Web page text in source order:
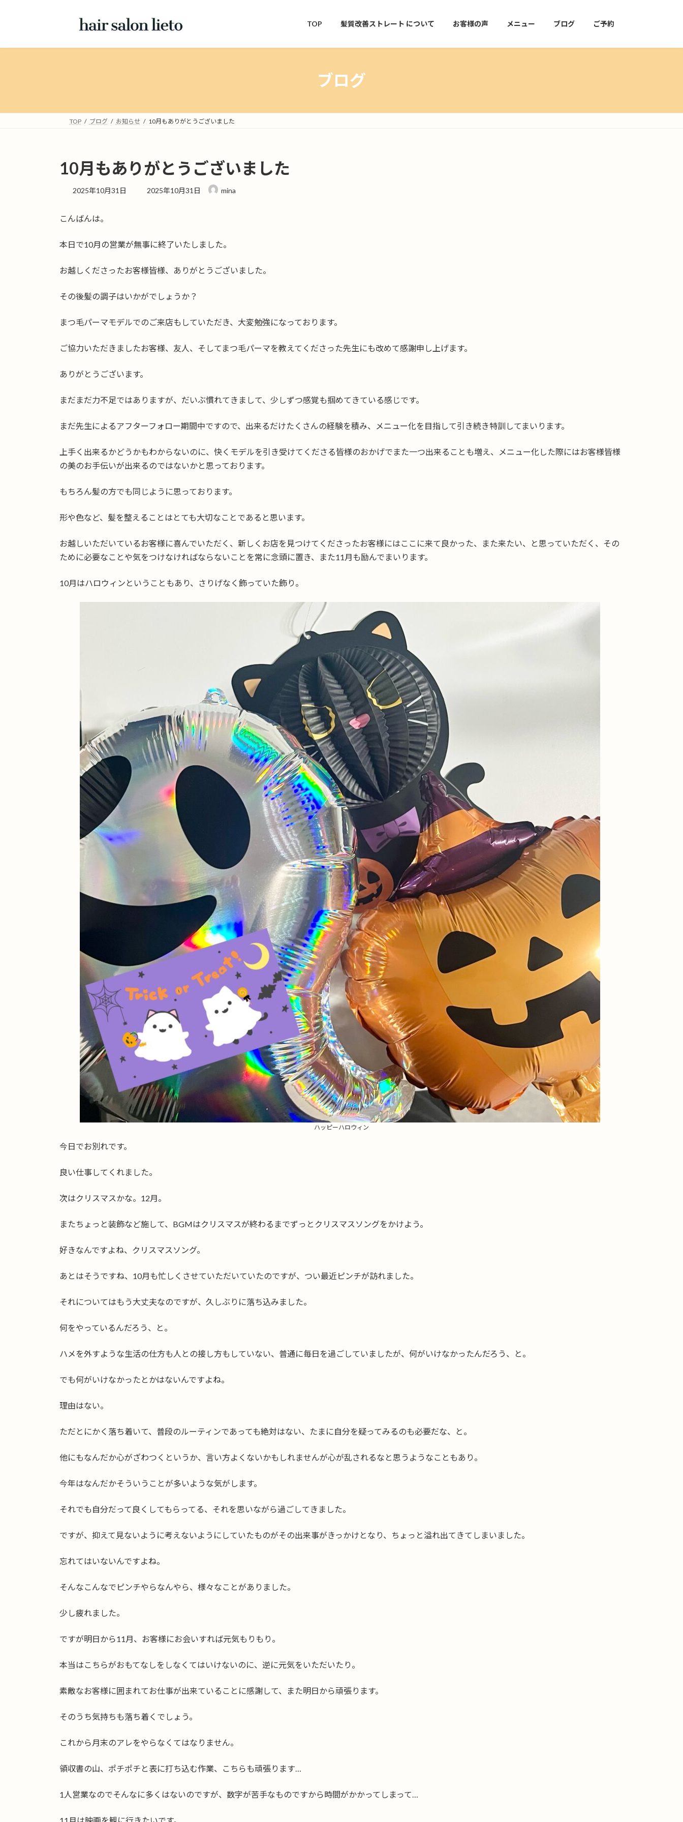
プ
動
TOP 髪質改善ストレート について お客様の声 メニュー ブログ ご予約
ブログ
TOP ブログ お知らせ 10月もありがとうございました
10月もありがとうございました
2025年10月31日
最
時
:
2025年10月31日 mina
こんばんは。
本日で10月の営業が無事に終了いたしました。
お越しくださったお客様皆様、ありがとうございました。
その後髪の調子はいかがでしょうか？
まつ毛パーマモデルでのご来店もしていただき、大変勉強になっております。
ご協力いただきましたお客様、友人、そしてまつ毛パーマを教えてくださった先生にも改めて感謝申し上げます。
ありがとうございます。
まだまだ力不足ではありますが、だいぶ慣れてきまして、少しずつ感覚も掴めてきている感じです。
まだ先生によるアフターフォロー期間中ですので、出来るだけたくさんの経験を積み、メニュー化を目指して引き続き特訓してまいります。
上手く出来るかどうかもわからないのに、快くモデルを引き受けてくださる皆様のおかげでまた一つ出来ることも増え、メニュー化した際にはお客様皆様
の美のお手伝いが出来るのではないかと思っております。
もちろん髪の方でも同じように思っております。
形や色など、髪を整えることはとても大切なことであると思います。
お越しいただいているお客様に喜んでいただく、新しくお店を見つけてくださったお客様にはここに来て良かった、また来たい、と思っていただく、その
ために必要なことや気をつけなければならないことを常に念頭に置き、また11月も励んでまいります。
10月はハロウィンということもあり、さりげなく飾っていた飾り。
ハッピーハロウィン
今日でお別れです。
良い仕事してくれました。
次はクリスマスかな。12月。
またちょっと装飾など施して、BGMはクリスマスが終わるまでずっとクリスマスソングをかけよう。
好きなんですよね、クリスマスソング。
あとはそうですね、10月も忙しくさせていただいていたのですが、つい最近ピンチが訪れました。
それについてはもう大丈夫なのですが、久しぶりに落ち込みました。
何をやっているんだろう、と。
ハメを外すような生活の仕方も人との接し方もしていない、普通に毎日を過ごしていましたが、何がいけなかったんだろう、と。
でも何がいけなかったとかはないんですよね。
理由はない。
ただとにかく落ち着いて、普段のルーティンであっても絶対はない、たまに自分を疑ってみるのも必要だな、と。
他にもなんだか心がざわつくというか、言い方よくないかもしれませんが心が乱されるなと思うようなこともあり。
今年はなんだかそういうことが多いような気がします。
それでも自分だって良くしてもらってる、それを思いながら過ごしてきました。
ですが、抑えて見ないように考えないようにしていたものがその出来事がきっかけとなり、ちょっと溢れ出てきてしまいました。
忘れてはいないんですよね。
そんなこんなでピンチやらなんやら、様々なことがありました。
少し疲れました。
ですが明日から11月、お客様にお会いすれば元気もりもり。
本当はこちらがおもてなしをしなくてはいけないのに、逆に元気をいただいたり。
素敵なお客様に囲まれてお仕事が出来ていることに感謝して、また明日から頑張ります。
そのうち気持ちも落ち着くでしょう。
これから月末のアレをやらなくてはなりません。
領収書の山、ポチポチと表に打ち込む作業、こちらも頑張ります…
1人営業なのでそんなに多くはないのですが、数字が苦手なものですから時間がかかってしまって…